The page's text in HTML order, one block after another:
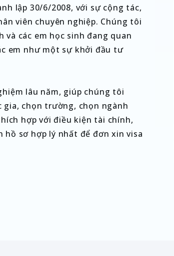
lập 30/6/2008, với sự cộng tác,
viên chuyên nghiệp. Chúng tôi
và các em học sinh đang quan
em như một sự khởi đầu tư
lâu năm, giúp chúng tôi
chọn trường, chọn ngành
hợp với điều kiện tài chính,
sơ hợp lý nhất để đơn xin visa